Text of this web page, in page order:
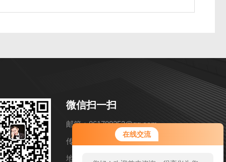
在线交流
微信扫一扫
邮箱：861788253@qq.com
传真：86-021-57858216
地址：上海市松江区洞泾镇长兴路652弄11号